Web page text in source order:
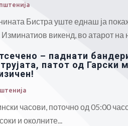
Бистра уште еднаш ја
викенд, во атарот на
– паднати
патот од Гарски
часови, поточно од 05:00
и околните...